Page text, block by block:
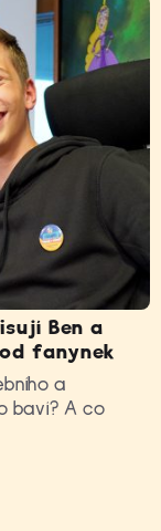
Ben a
fanynek
a
baví? A co